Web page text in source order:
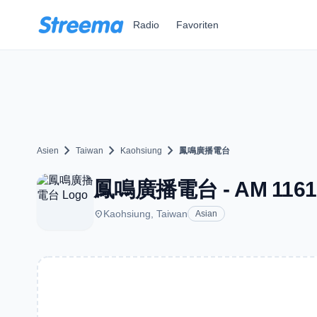
Radio Favoriten
Asien chevron_right Taiwan chevron_right Kaohsiung chevron_right 鳳鳴廣播電台
鳳鳴廣播電台 - AM
placeKaohsiung, Taiwan Asian